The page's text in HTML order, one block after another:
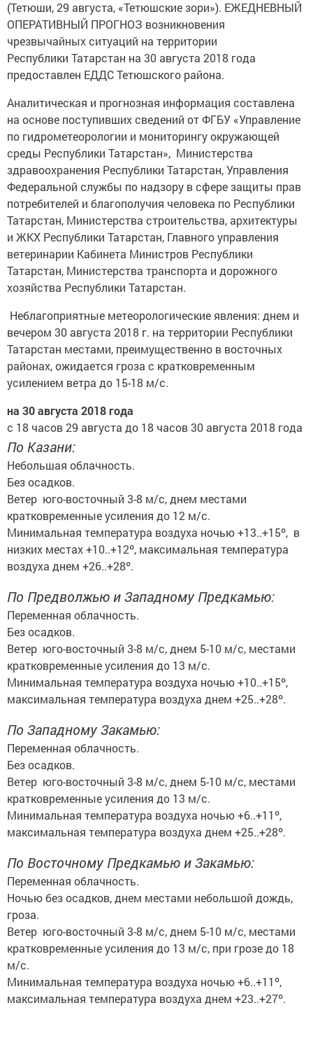
(Тетюши, 29 августа, «Тетюшские зори»). ЕЖЕДНЕВНЫЙ
ОПЕРАТИВНЫЙ ПРОГНОЗ возникновения
чрезвычайных ситуаций на территории
Республики Татарстан на 30 августа 2018 года
предоставлен ЕДДС Тетюшского района.
Аналитическая и прогнозная информация составлена
на основе поступивших сведений от ФГБУ «Управление
по гидрометеорологии и мониторингу окружающей
среды Республики Татарстан», Министерства
здравоохранения Республики Татарстан, Управления
Федеральной службы по надзору в сфере защиты прав
потребителей и благополучия человека по Республики
Татарстан, Министерства строительства, архитектуры
и ЖКХ Республики Татарстан, Главного управления
ветеринарии Кабинета Министров Республики
Татарстан, Министерства транспорта и дорожного
хозяйства Республики Татарстан.
Неблагоприятные метеорологические явления: днем и
вечером 30 августа 2018 г. на территории Республики
Татарстан местами, преимущественно в восточных
районах, ожидается гроза с кратковременным
усилением ветра до 15-18 м/с.
на 30 августа 2018 года
с 18 часов 29 августа до 18 часов 30 августа 2018 года
По Казани:
Небольшая облачность.
Без осадков.
Ветер юго-восточный 3-8 м/с, днем местами
кратковременные усиления до 12 м/с.
Минимальная температура воздуха ночью +13..+15º, в
низких местах +10..+12º, максимальная температура
воздуха днем +26..+28º.
По Предволжью и Западному Предкамью:
Переменная облачность.
Без осадков.
Ветер юго-восточный 3-8 м/с, днем 5-10 м/с, местами
кратковременные усиления до 13 м/с.
Минимальная температура воздуха ночью +10..+15º,
максимальная температура воздуха днем +25..+28º.
По Западному Закамью:
Переменная облачность.
Без осадков.
Ветер юго-восточный 3-8 м/с, днем 5-10 м/с, местами
кратковременные усиления до 13 м/с.
Минимальная температура воздуха ночью +6..+11º,
максимальная температура воздуха днем +25..+28º.
По Восточному Предкамью и Закамью:
Переменная облачность.
Ночью без осадков, днем местами небольшой дождь,
гроза.
Ветер юго-восточный 3-8 м/с, днем 5-10 м/с, местами
кратковременные усиления до 13 м/с, при грозе до 18
м/с.
Минимальная температура воздуха ночью +6..+11º,
максимальная температура воздуха днем +23..+27º.